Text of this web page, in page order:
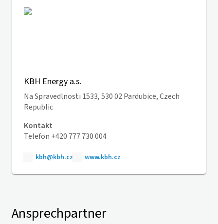
KBH Energy a.s.
Na Spravedlnosti 1533, 530 02 Pardubice, Czech
Republic
Kontakt
Telefon +420 777 730 004
kbh@kbh.cz www.kbh.cz
Ansprechpartner